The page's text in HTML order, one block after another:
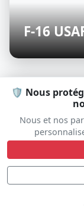
🛡️ Nous
Nous et nos
F-16